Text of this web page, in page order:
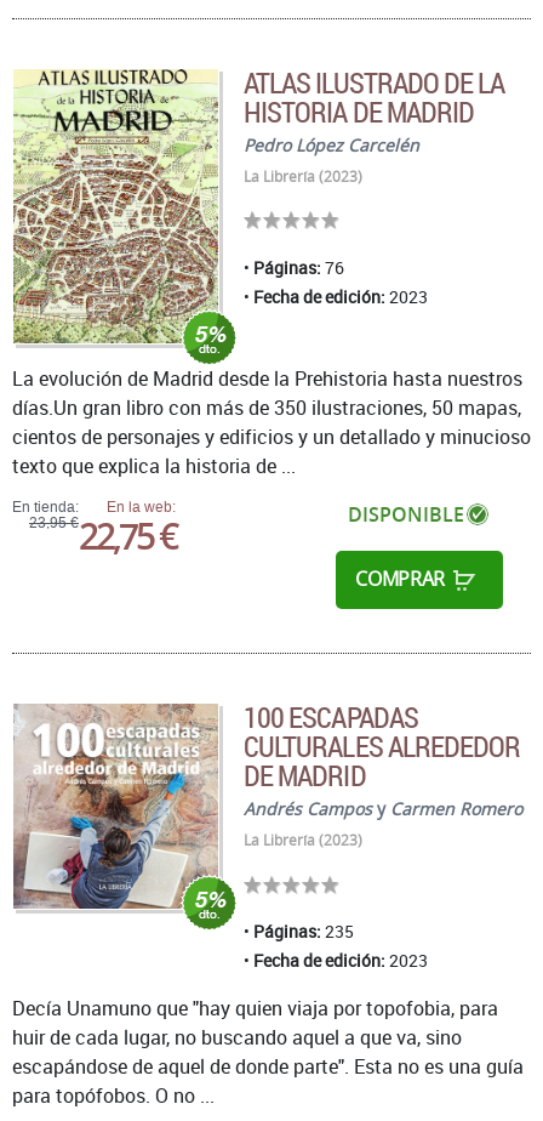
ATLAS ILUSTRADO DE LA
HISTORIA DE MADRID
Pedro López Carcelén
La Librería (2023)
Páginas: 76
Fecha de edición: 2023
En tienda:
23,95 €
En la web:
22,75 € DISPONIBLE
COMPRAR
La evolución de Madrid desde la Prehistoria hasta nuestros
días.Un gran libro con más de 350 ilustraciones, 50 mapas,
cientos de personajes y edificios y un detallado y minucioso
texto que explica la historia de ...
100 ESCAPADAS
CULTURALES ALREDEDOR
DE MADRID
Andrés Camposy Carmen Romero
La Librería (2023)
Páginas: 235
Fecha de edición: 2023
Decía Unamuno que "hay quien viaja por topofobia, para
huir de cada lugar, no buscando aquel a que va, sino
escapándose de aquel de donde parte". Esta no es una guía
para topófobos. O no ...